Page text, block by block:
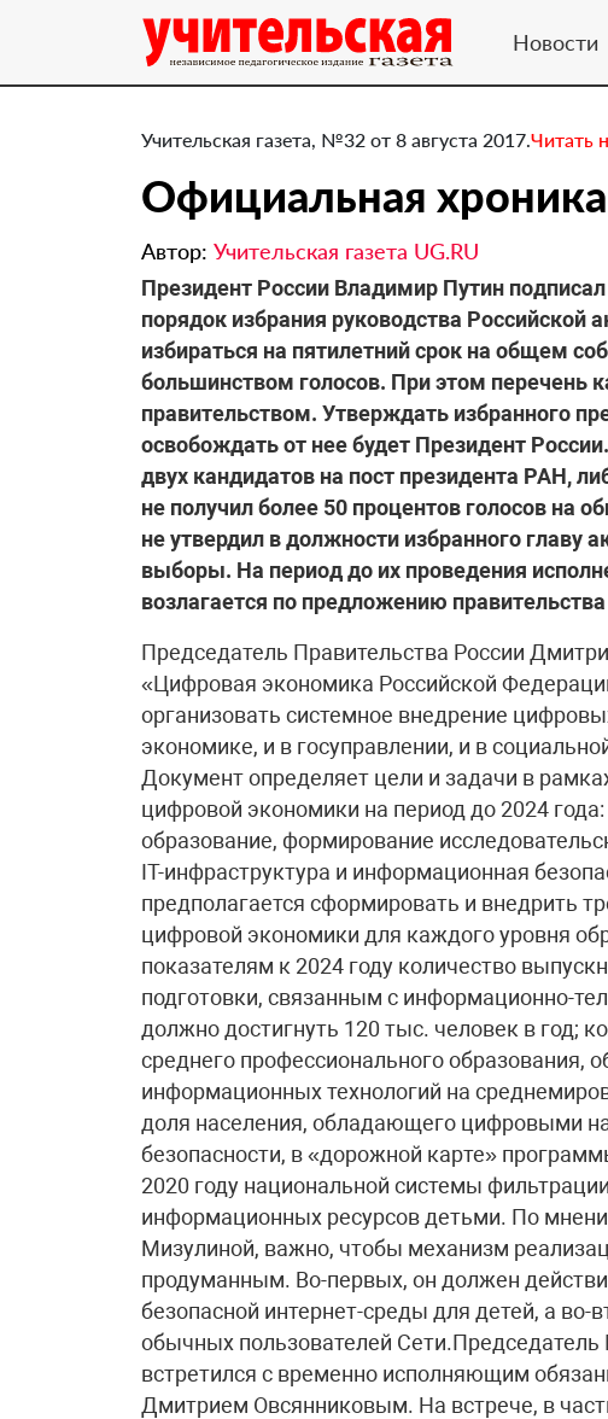
Новости
Учительская газета, №32 от 8 августа 2017.Читать
Официальная хроника
Автор: Учительская газета UG.RU
​Президент России Владимир Путин
порядок избрания руководства Российской
избираться на пятилетний срок на общем
большинством голосов. При этом перечень
правительством. Утверждать избранного
освобождать от нее будет Президент
двух кандидатов на пост президента РАН,
не получил более 50 процентов голосов на
не утвердил в должности избранного главу
выборы. На период до их проведения
возлагается по предложению
Председатель Правительства России
«Цифровая экономика Российской
организовать системное внедрение
экономике, и в госуправлении, и в
Документ определяет цели и задачи в
цифровой экономики на период до 2024
образование, формирование
IT-инфраструктура и информационная
предполагается сформировать и внедрить
цифровой экономики для каждого уровня
показателям к 2024 году количество
подготовки, связанным с информационно-
должно достигнуть 120 тыс. человек в год;
среднего профессионального образования,
информационных технологий на
доля населения, обладающего цифровыми
безопасности, в «дорожной карте»
2020 году национальной системы
информационных ресурсов детьми. По
Мизулиной, важно, чтобы механизм
продуманным. Во-первых, он должен
безопасной интернет-среды для детей, а
обычных пользователей
встретился с временно исполняющим
Дмитрием Овсянниковым. На встрече, в